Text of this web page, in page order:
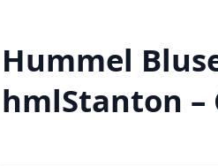
Hummel
hmlStanton –